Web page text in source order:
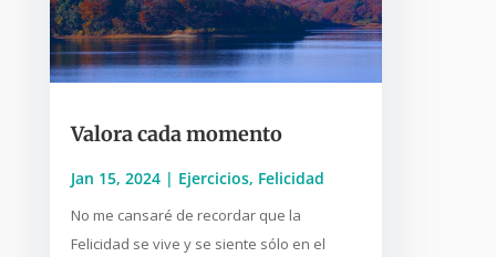
Valora cada momento
Jan 15, 2024| Ejercicios, Felicidad
No me cansaré de recordar que la
Felicidad se vive y se siente sólo en el